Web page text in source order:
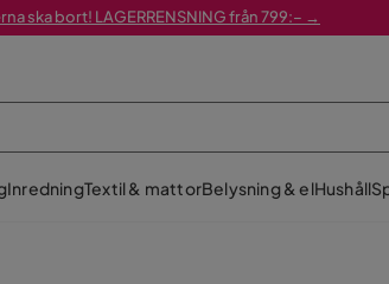
ska bort! LAGERRENSNING från 799:– →
InredningTextil & mattorBelysning & elHushåll